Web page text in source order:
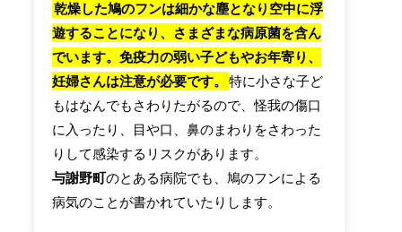
乾燥した鳩のフンは細かな塵となり空中に浮
遊することになり、さまざまな病原菌を含ん
でいます。免疫力の弱い子どもやお年寄り、
妊婦さんは注意が必要です。
特に小さな子ど
もはなんでもさわりたがるので、怪我の傷口
に入ったり、目や口、鼻のまわりをさわった
りして感染するリスクがあります。
与謝野町のとある病院でも、鳩のフンによる
病気のことが書かれていたりします。